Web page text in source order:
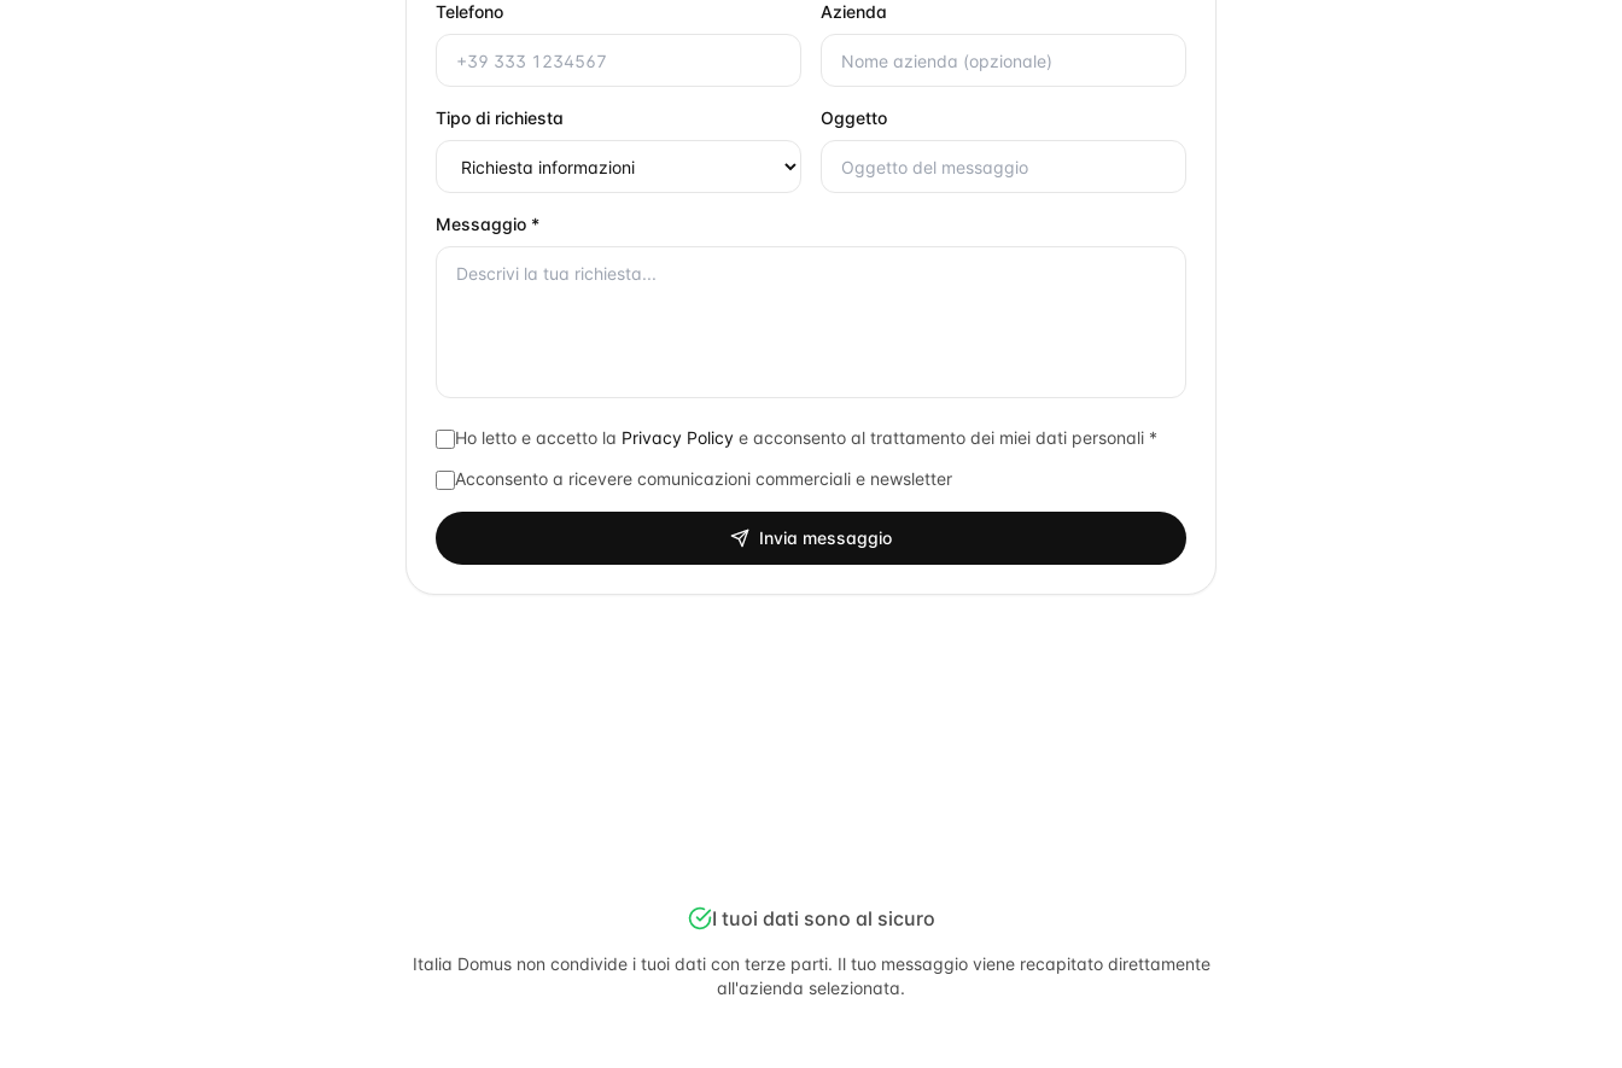
Telefono Azienda
Tipo di richiesta Oggetto
Messaggio *
Ho letto e accetto la Privacy Policy e acconsento al trattamento dei miei dati personali *
Acconsento a ricevere comunicazioni commerciali e newsletter
Invia messaggio
I tuoi dati sono al sicuro
Italia Domusnon condivide i tuoi dati con terze parti. Il tuo messaggio viene recapitato direttamente
all'azienda selezionata.